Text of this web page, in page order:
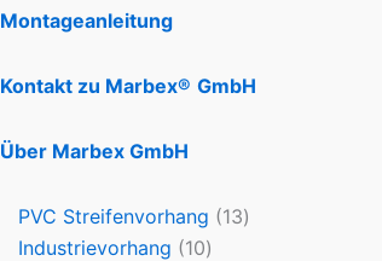
Montageanleitung
Kontakt zu Marbex® GmbH
Über Marbex GmbH
PVC Streifenvorhang 13
Industrievorhang 10